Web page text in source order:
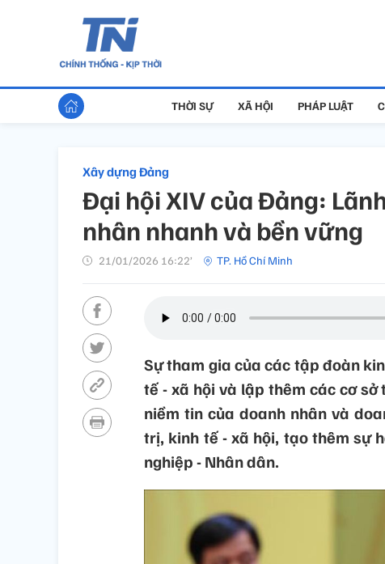
THỜI SỰ XÃ HỘI PHÁP LUẬT
Xây dựng Đảng
Đại hội XIV của Đảng:
nhân nhanh và bền vững
21/01/2026 16:22’ TP. Hồ Chí Minh
Sự tham gia của các tập đoàn
tế - xã hội và lập thêm các cơ
niềm tin của doanh nhân và
trị, kinh tế - xã hội, tạo thêm sự
nghiệp - Nhân dân.